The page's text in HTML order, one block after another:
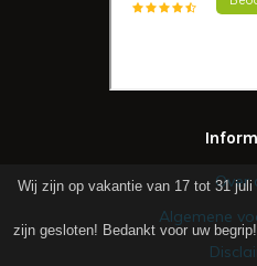
Wij zijn op vakantie van 17 tot 31 juli
zijn gesloten! Bedankt voor uw
Over
Algemene